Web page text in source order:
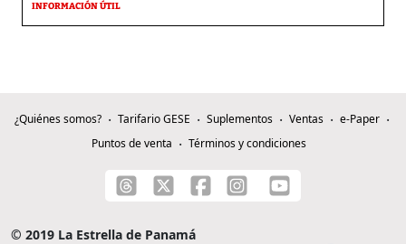
INFORMACIÓN ÚTIL
¿Quiénes somos? Tarifario GESE Suplementos Ventas
e-Paper
Puntos de venta
Términos y condiciones
© 2019 La Estrella de Panamá